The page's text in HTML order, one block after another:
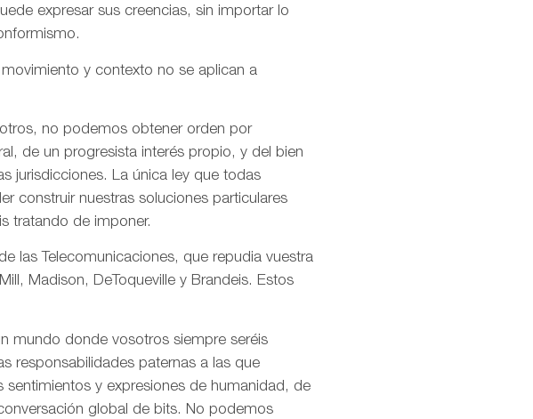
expresar sus creencias, sin importar lo
y contexto no se aplican a
no podemos obtener orden por
de un progresista interés propio, y del bien
jurisdicciones. La única ley que todas
construir nuestras soluciones particulares
tratando de imponer.
las Telecomunicaciones, que repudia vuestra
Madison, DeToqueville y Brandeis. Estos
mundo donde vosotros siempre seréis
responsabilidades paternas a las que
y expresiones de humanidad, de
global de bits. No podemos